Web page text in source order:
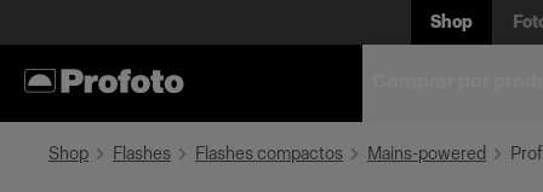
Shop
Shop Flashes Flashes compactos Mains-powered